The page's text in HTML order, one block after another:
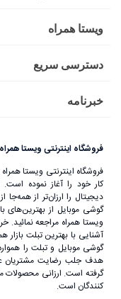
ویستا همراه
دسترسی سریع
خبرنامه
فروشگاه اینترنتی ویستا همراه
فروشگاه اینترنتی ویستا
کار خود را آغاز نموده است.
دیجیتال را ارزان‌تر از همه‌جا
گوشی موبایل از بهترین‌های
ویستا همراه مراجعه
آشنایی با بهترین تبلت بازار
گوشی موبایل و تبلت را
هدف جلب رضایت مشتریان
گرفته است. ارزانی محصولات
کنندگان است.